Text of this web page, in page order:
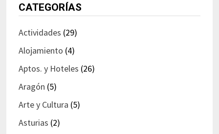
CATEGORÍAS
Actividades (29)
Alojamiento (4)
Aptos. y Hoteles (26)
Aragón (5)
Arte y Cultura (5)
Asturias (2)